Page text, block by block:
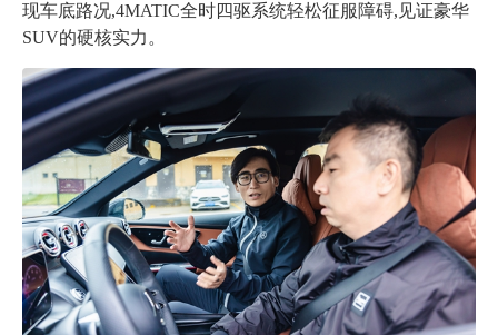
现车底路况,4MATIC全时四驱系统轻松征服障碍,见证豪华
SUV的硬核实力。